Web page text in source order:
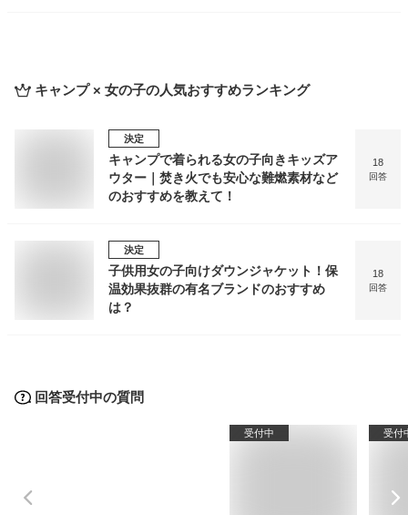
キャンプ × 女の子の人気おすすめランキング
決定
キャンプで着られる女の子向きキッズア
ウター｜焚き火でも安心な難燃素材など
のおすすめを教えて！
18
回答
決定
子供用女の子向けダウンジャケット！保
温効果抜群の有名ブランドのおすすめ
は？
18
回答
回答受付中の質問
受付中 受付